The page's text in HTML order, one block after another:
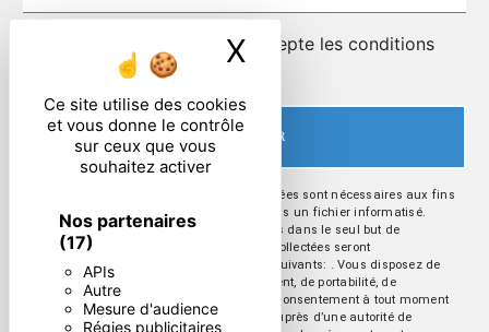
Ce site utilise des cookies
et vous donne le contrôle
sur ceux que vous
souhaitez activer
Nos partenaires
(17)
APIs
Autre
Mesure d'audience
Régies publicitaires
X Masquer le
En cochant cette case, j'accepte les conditions
particulières ci-dessous **
ENVOYER
** Les données personnelles communiquées sont nécessaires aux fins
de vous contacter et sont enregistrées dans un fichier informatisé.
Elles sont destinées à et ses sous-traitants dans le seul but de
répondre à votre message. Les données collectées seront
communiquées aux seuls destinataires suivants: . Vous disposez de
droits d’accès, de rectification, d’effacement, de portabilité, de
limitation, d’opposition, de retrait de votre consentement à tout moment
et du droit d’introduire une réclamation auprès d’une autorité de